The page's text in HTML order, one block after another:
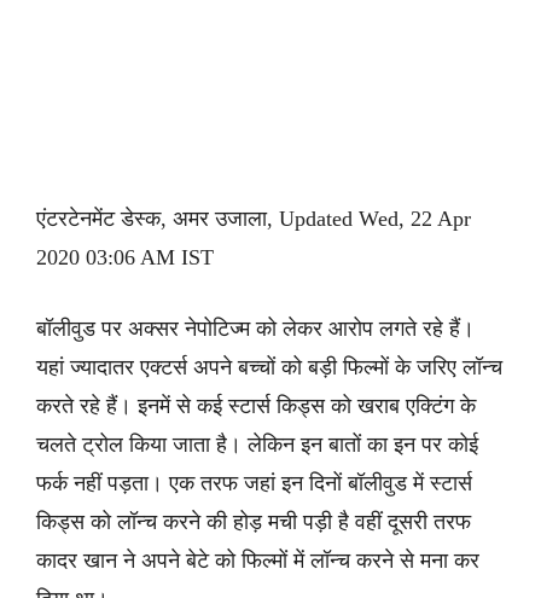
एंटरटेनमेंट डेस्क, अमर उजाला, Updated Wed, 22 Apr
2020 03:06 AM IST
बॉलीवुड पर अक्सर नेपोटिज्म को लेकर आरोप लगते रहे हैं।
यहां ज्यादातर एक्टर्स अपने बच्चों को बड़ी फिल्मों के जरिए लॉन्च
करते रहे हैं। इनमें से कई स्टार्स किड्स को खराब एक्टिंग के
चलते ट्रोल किया जाता है। लेकिन इन बातों का इन पर कोई
फर्क नहीं पड़ता। एक तरफ जहां इन दिनों बॉलीवुड में स्टार्स
किड्स को लॉन्च करने की होड़ मची पड़ी है वहीं दूसरी तरफ
कादर खान ने अपने बेटे को फिल्मों में लॉन्च करने से मना कर